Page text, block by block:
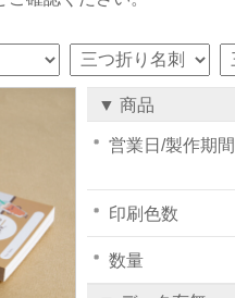
▼ 商品
営業日/製作期間
印刷色数
数量